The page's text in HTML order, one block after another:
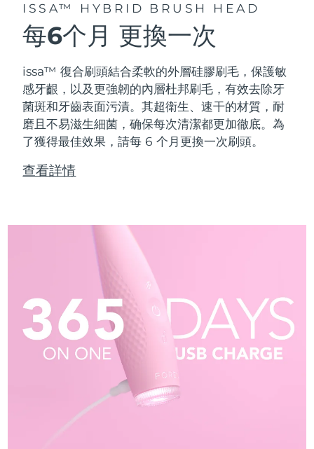
ISSA™ HYBRID BRUSH HEAD
每6个月 更換一次
issa™ 復合刷頭結合柔軟的外層硅膠刷毛，保護敏
感牙齦，以及更強韌的內層杜邦刷毛，有效去除牙
菌斑和牙齒表面污漬。其超衛生、速干的材質，耐
磨且不易滋生細菌，确保每次清潔都更加徹底。為
了獲得最佳效果，請每 6 个月更換一次刷頭。
查看詳情